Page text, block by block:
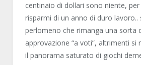
centinaio di dollari sono niente,
risparmi di un anno di duro lavoro..
perlomeno che rimanga una sorta
approvazione “a voti”, altrimenti si
il panorama saturato di giochi